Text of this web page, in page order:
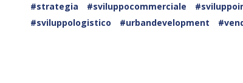
#strategia
#sviluppocommerciale
#sviluppologistico
#urbandevelopment